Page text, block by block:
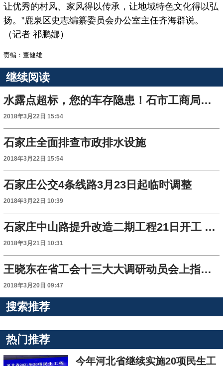
让优秀的村风、家风得以传承，让地域特色文化得以弘
扬。”鹿泉区史志编纂委员会办公室主任齐海群说。
（记者 祁鹏娜）
责编：董健雄
继续阅读
水露点超标，您的车存隐患！石市工商局通报车用压缩天然气检查结果
2018年3月22日 15:54
石家庄全面排查市政排水设施
2018年3月22日 15:54
石家庄公交4条线路3月23日起临时调整
2018年3月22日 10:39
石家庄中山路提升改造二期工程21日开工 如何通行看这里
2018年3月21日 10:31
王晓东在省工会十三大大调研动员会上指出 深入开展大调研活动 筹备好省工会十三大
2018年3月20日 09:47
搜索推荐
热门推荐
今年河北省继续实施20项民生工